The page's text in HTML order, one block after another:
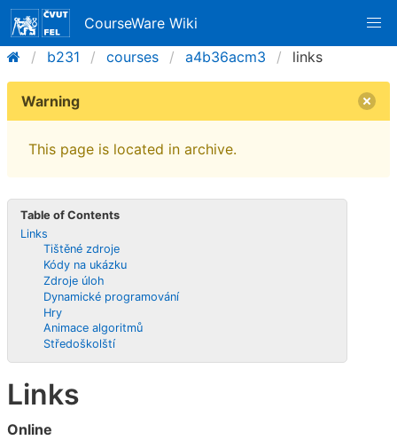
CourseWare Wiki
b231
courses a4b36acm3 links
Warning
This page is located in archive.
Table of Contents
Links
Tištěné zdroje
Kódy na ukázku
Zdroje úloh
Dynamické programování
Hry
Animace algoritmů
Středoškolští
Links
Online